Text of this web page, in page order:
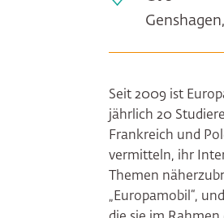
Seit 2009 ist
jährlich 20
Frankreich und
vermitteln, ihr
Themen
„Europamobil“,